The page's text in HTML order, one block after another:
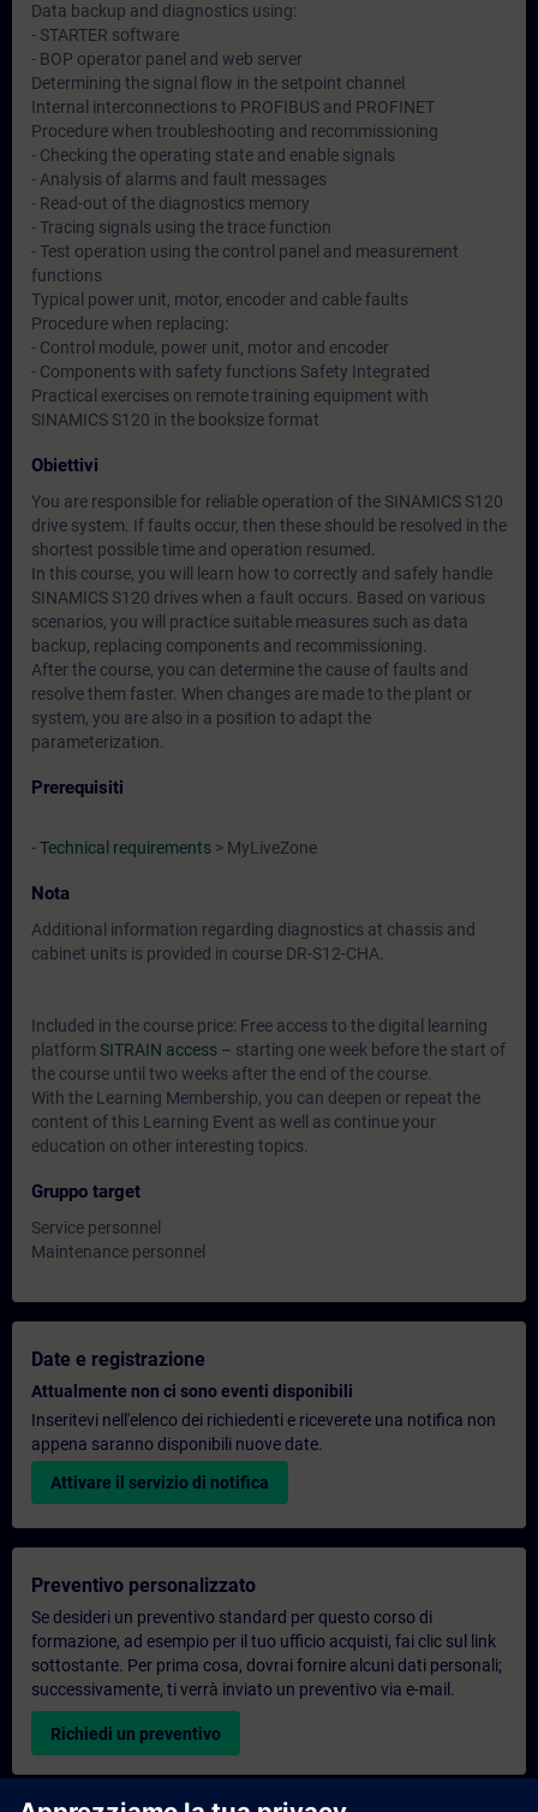
Data backup and diagnostics using:
- STARTER software
- BOP operator panel and web server
Determining the signal flow in the setpoint channel
Internal interconnections to PROFIBUS and PROFINET
Procedure when troubleshooting and recommissioning
- Checking the operating state and enable signals
- Analysis of alarms and fault messages
- Read-out of the diagnostics memory
- Tracing signals using the trace function
- Test operation using the control panel and measurement
functions
Typical power unit, motor, encoder and cable faults
Procedure when replacing:
- Control module, power unit, motor and encoder
- Components with safety functions Safety Integrated
Practical exercises on remote training equipment with
SINAMICS S120 in the booksize format
Obiettivi
You are responsible for reliable operation of the SINAMICS S120
drive system. If faults occur, then these should be resolved in the
shortest possible time and operation resumed.
In this course, you will learn how to correctly and safely handle
SINAMICS S120 drives when a fault occurs. Based on various
scenarios, you will practice suitable measures such as data
backup, replacing components and recommissioning.
After the course, you can determine the cause of faults and
resolve them faster. When changes are made to the plant or
system, you are also in a position to adapt the
parameterization.
Prerequisiti
-Technical requirements > MyLiveZone
Nota
Additional information regarding diagnostics at chassis and
cabinet units is provided in course DR-S12-CHA.
Included in the course price: Free access to the digital learning
platform SITRAIN access – starting one week before the start of
the course until two weeks after the end of the course.
With the Learning Membership, you can deepen or repeat the
content of this Learning Event as well as continue your
education on other interesting topics.
Gruppo target
Service personnel
Maintenance personnel
Date e registrazione
Attualmente non ci sono eventi disponibili
Inseritevi nell'elenco dei richiedenti e riceverete una notifica non
appena saranno disponibili nuove date.
Attivare il servizio di notifica
Preventivo personalizzato
Se desideri un preventivo standard per questo corso di
formazione, ad esempio per il tuo ufficio acquisti, fai clic sul link
sottostante. Per prima cosa, dovrai fornire alcuni dati personali;
successivamente, ti verrà inviato un preventivo via e-mail.
Richiedi un preventivo